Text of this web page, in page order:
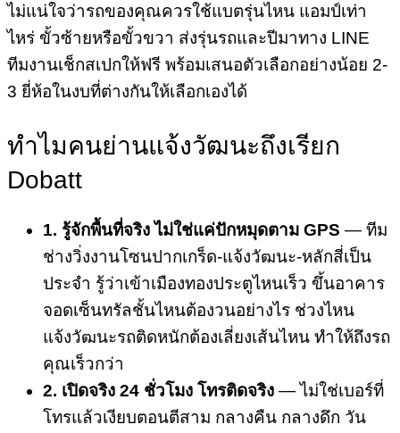
ไม่แน่ใจว่ารถของคุณควรใช้แบตรุ่นไหน แอมป์เท่า
ไหร่ ขั้วซ้ายหรือขั้วขวา ส่งรุ่นรถและปีมาทาง LINE
ทีมงานเช็กสเปกให้ฟรี พร้อมเสนอตัวเลือกอย่างน้อย 2-
3 ยี่ห้อในงบที่ต่างกันให้เลือกเองได้
ทำไมคนย่านแจ้งวัฒนะถึงเรียก
Dobatt
1. รู้จักพื้นที่จริง ไม่ใช่แค่ปักหมุดตาม GPS — ทีม
ช่างวิ่งงานโซนปากเกร็ด-แจ้งวัฒนะ-หลักสี่เป็น
ประจำ รู้ว่าเข้าเมืองทองประตูไหนเร็ว ขึ้นอาคาร
จอดเซ็นทรัลชั้นไหนต้องวนอย่างไร ช่วงไหน
แจ้งวัฒนะรถติดหนักต้องเลี่ยงเส้นไหน ทำให้ถึงรถ
คุณเร็วกว่า
2. เปิดจริง 24 ชั่วโมง โทรติดจริง — ไม่ใช่เบอร์ที่
โทรแล้วเงียบตอนตีสาม กลางคืน กลางดึก วัน